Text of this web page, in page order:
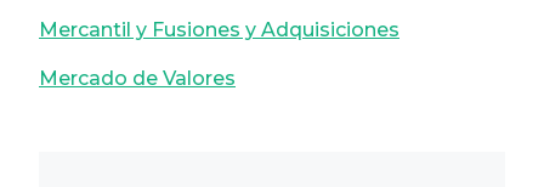
Mercantil y Fusiones y Adquisiciones
Mercado de Valores